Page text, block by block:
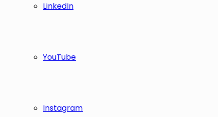
LinkedIn
YouTube
Instagram